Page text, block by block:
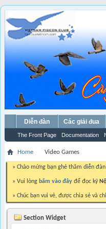
The Front Page Documentation
Diễn đàn Các giải đua
Home Video Games
» Chào mừng bạn ghé thăm diễn
» Vui lòng bấm vào đây để đọc kỹ
» Chúc bạn vui vẻ, được chia sẻ và
Section Widget